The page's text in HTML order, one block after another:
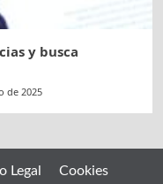
y busca
de 2025
Legal
Cookies